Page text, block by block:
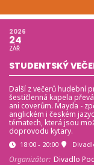
2026
24
ZÁŘ
STUDENTSKÝ
Další z večerů hudební
šestičlenná kapela
ani coverům. Mayda -
anglickém i českém
tématech, která jsou
doprovodu kytary.
18:00 - 20:00
Organizátor: Divadlo